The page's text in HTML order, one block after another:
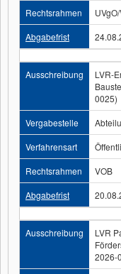
Rechtsrahmen
Abgabefrist
Ausschreibung
LVR-
0025)
Vergabestelle
Verfahrensart
Rechtsrahmen
VOB
Abgabefrist
Ausschreibung
LVR
2026-